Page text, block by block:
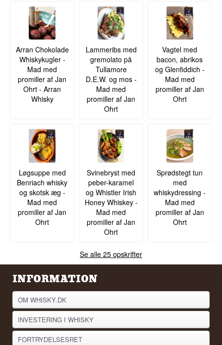
Arran Chokolade
Whiskykugler -
Mad med
promiller af Jan
Ohrt - Arran
Whisky
Lammeribs med
gremolato på
Tullamore
D.E.W. og mos -
Mad med
promiller af Jan
Ohrt
Vagtel med
bacon, abrikos
og Glenfiddich -
Mad med
promiller af Jan
Ohrt
Løgsuppe med
Benriach whisky
og skotsk æg -
Mad med
promiller af Jan
Ohrt
Svinebryst med
peber-karamel
og Whistler Irish
Honey Whiskey -
Mad med
promiller af Jan
Ohrt
Sprødstegt tun
med
whiskydressing -
Mad med
promiller af Jan
Ohrt
Se alle 25 opskrifter
INFORMATION
OM WHISKY.DK
INVESTERING I WHISKY
FORTRYDELSESRET